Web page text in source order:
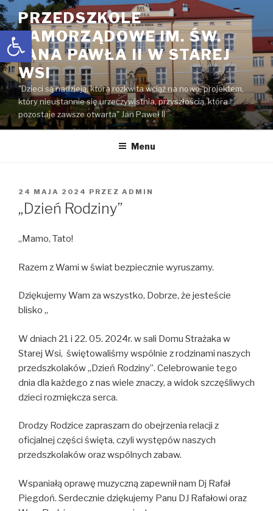
Open toolbar
Przejdź
do
treści
PRZEDSZKOLE
SAMORZĄDOWE IM. ŚW.
JANA PAWŁA II W STAREJ
WSI
"Dzieci są nadzieją, która rozkwita wciąż na nowo, projektem,
który nieustannie się urzeczywistnia, przyszłością, która
pozostaje zawsze otwarta" Jan Paweł II
Menu
OPUBLIKOWANE
W
24 MAJA 2024 PRZEZ ADMIN
„Dzień Rodziny”
,,Mamo, Tato!
Razem z Wami w świat bezpiecznie wyruszamy.
Dziękujemy Wam za wszystko, Dobrze, że jesteście
blisko „
W dniach 21 i 22. 05. 2024r. w sali Domu Strażaka w
Starej Wsi, świętowaliśmy wspólnie z rodzinami naszych
przedszkolaków „Dzień Rodziny”. Celebrowanie tego
dnia dla każdego z nas wiele znaczy, a widok szczęśliwych
dzieci rozmiękcza serca.
Drodzy Rodzice zapraszam do obejrzenia relacji z
oficjalnej części święta, czyli występów naszych
przedszkolaków oraz wspólnych zabaw.
Wspaniałą oprawę muzyczną zapewnił nam Dj Rafał
Piegdoń. Serdecznie dziękujemy Panu DJ Rafałowi oraz